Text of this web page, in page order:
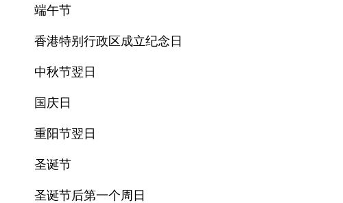
端午节
香港特别行政区成立纪念日
中秋节翌日
国庆日
重阳节翌日
圣诞节
圣诞节后第一个周日